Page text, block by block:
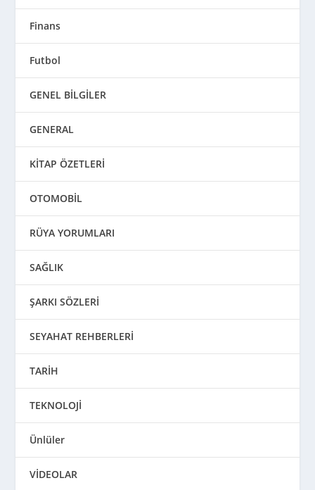
Finans
Futbol
GENEL BİLGİLER
GENERAL
KİTAP ÖZETLERİ
OTOMOBİL
RÜYA YORUMLARI
SAĞLIK
ŞARKI SÖZLERİ
SEYAHAT REHBERLERİ
TARİH
TEKNOLOJİ
Ünlüler
VİDEOLAR